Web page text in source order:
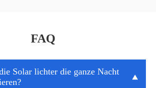
FAQ
Solar lichter die ganze Nacht
